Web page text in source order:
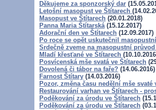
Děkujeme za sponzorský dar
Letošní masopust ve Štítarech
Masopust ve Štítarech (20.01.2018)
Panna Maria Štítarská(15.12.2017)
Adorační den ve Štítarech (12.09.2017)
Po roce se opět uskutečnil
Srdečně zveme na masopustní
Mladí křesťané ve Štítarech
Posvícenská mše svatá ve Štítarech
Dovolená či tábor na faře? (14.06.2016)
Farnost Štítary (14.03.2016)
Pozor, změna času nedělní mše svaté
Restaurování varhan ve Štítarech -
Poděkování za úrodu ve Štítarech
Poděkování za úrodu ve Štítarech